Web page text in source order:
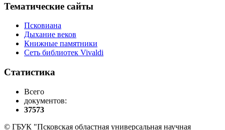
Тематические сайты
Псковиана
Дыхание веков
Книжные памятники
Сеть библиотек Vivaldi
Статистика
Всего
документов:
37573
© ГБУК "Псковская областная универсальная научная